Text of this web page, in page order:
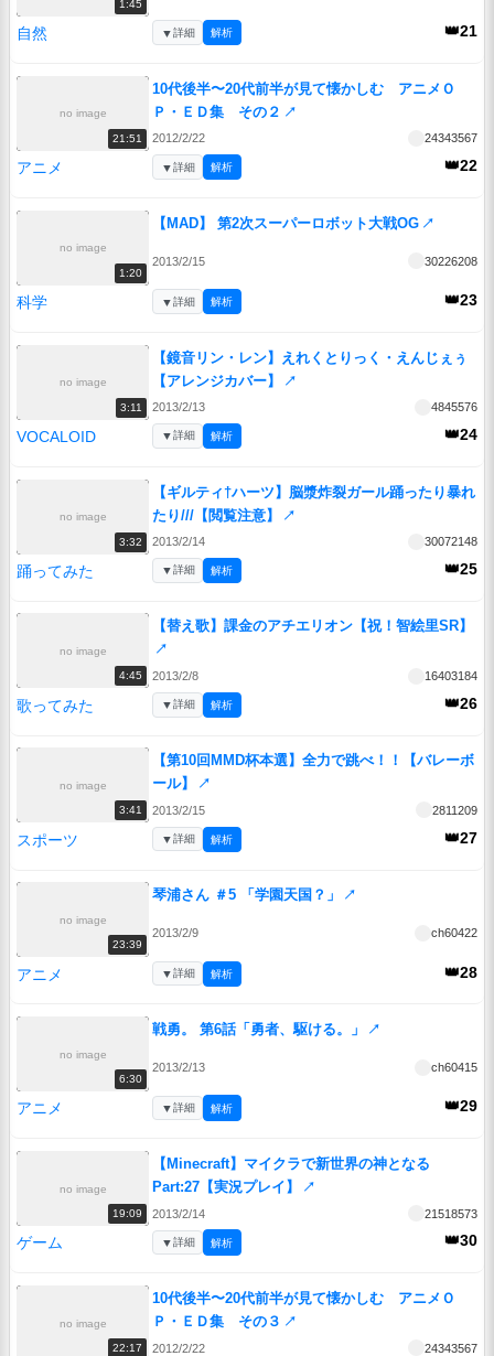
1:45
自然 👑21
▼詳細 解析
no image
21:51
10代後半〜20代前半が見て懐かしむ アニメＯ
Ｐ・ＥＤ集 その２ ↗
2012/2/22 24343567
アニメ 👑22
▼詳細 解析
no image
1:20
【MAD】 第2次スーパーロボット大戦OG ↗
2013/2/15 30226208
科学 👑23
▼詳細 解析
no image
3:11
【鏡音リン・レン】えれくとりっく・えんじぇぅ
【アレンジカバー】
↗
2013/2/13 4845576
VOCALOID 👑24
▼詳細 解析
no image
3:32
【ギルティ†ハーツ】脳漿炸裂ガール踊ったり暴れ
たり///【閲覧注意】
↗
2013/2/14 30072148
踊ってみた 👑25
▼詳細 解析
no image
4:45
【替え歌】課金のアチエリオン【祝！智絵里SR】
↗
2013/2/8 16403184
歌ってみた 👑26
▼詳細 解析
no image
3:41
【第10回MMD杯本選】全力で跳べ！！【バレーボ
ール】
↗
2013/2/15 2811209
スポーツ 👑27
▼詳細 解析
no image
23:39
琴浦さん ＃5 「学園天国？」 ↗
2013/2/9 ch60422
アニメ 👑28
▼詳細 解析
no image
6:30
戦勇。 第6話「勇者、駆ける。」 ↗
2013/2/13 ch60415
アニメ 👑29
▼詳細 解析
no image
19:09
【Minecraft】マイクラで新世界の神となる
Part:27【実況プレイ】
↗
2013/2/14 21518573
ゲーム 👑30
▼詳細 解析
no image
22:17
10代後半〜20代前半が見て懐かしむ アニメＯ
Ｐ・ＥＤ集 その３ ↗
2012/2/22 24343567